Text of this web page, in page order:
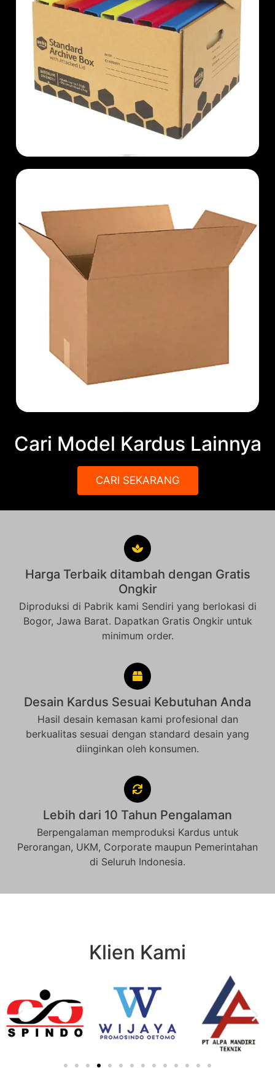
Cari Model Kardus Lainnya
CARI SEKARANG
Harga Terbaik ditambah dengan Gratis
Ongkir
Diproduksi di Pabrik kami Sendiri yang berlokasi di
Bogor, Jawa Barat. Dapatkan Gratis Ongkir untuk
minimum order.
Desain Kardus Sesuai Kebutuhan Anda
Hasil desain kemasan kami profesional dan
berkualitas sesuai dengan standard desain yang
diinginkan oleh konsumen.
Lebih dari 10 Tahun Pengalaman
Berpengalaman memproduksi Kardus untuk
Perorangan, UKM, Corporate maupun Pemerintahan
di Seluruh Indonesia.
Klien Kami